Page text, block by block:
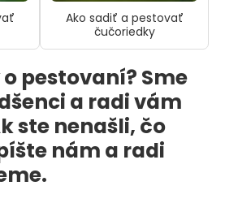
Ako sadiť a pestovať
čučoriedky
Sme
a radi vám
ste nenašli, čo
nám a radi